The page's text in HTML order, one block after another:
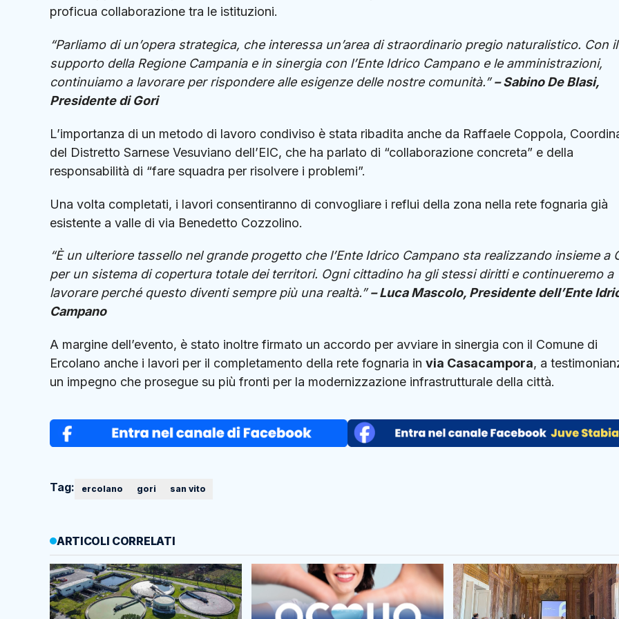
proficua collaborazione tra le istituzioni.
“Parliamo di un’opera strategica, che interessa un’area di straordinario pregio naturalistico. Con il
supporto della Regione Campania e in sinergia con l’Ente Idrico Campano e le amministrazioni,
continuiamo a lavorare per rispondere alle esigenze delle nostre comunità.”– Sabino De Blasi,
Presidente di Gori
L’importanza di un metodo di lavoro condiviso è stata ribadita anche da Raffaele Coppola,
del Distretto Sarnese Vesuviano dell’EIC, che ha parlato di “collaborazione concreta” e della
responsabilità di “fare squadra per risolvere i problemi”.
Una volta completati, i lavori consentiranno di convogliare i reflui della zona nella rete fognaria già
esistente a valle di via Benedetto Cozzolino.
“È un ulteriore tassello nel grande progetto che l’Ente Idrico Campano sta realizzando insieme a
per un sistema di copertura totale dei territori. Ogni cittadino ha gli stessi diritti e continueremo a
lavorare perché questo diventi sempre più una realtà.”– Luca Mascolo, Presidente dell’Ente
Campano
A margine dell’evento, è stato inoltre firmato un accordo per avviare in sinergia con il Comune di
Ercolano anche i lavori per il completamento della rete fognaria in via Casacampora, a
un impegno che prosegue su più fronti per la modernizzazione infrastrutturale della città.
Tag: ercolano gori san vito
ARTICOLI CORRELATI